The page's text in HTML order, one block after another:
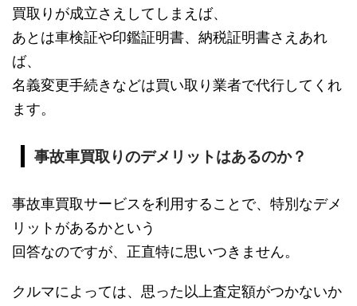
買取りが成立さえしてしまえば、
あとは車検証や印鑑証明書、納税証明書さえあれ
ば、
名義変更手続きなどは買い取り業者で代行してくれ
ます。
事故車買取りのデメリットはあるのか？
事故車買取サービスを利用することで、特別なデメ
リットがあるかという
回答なのですが、正直特に思いつきません。
クルマによっては、思った以上査定額がつかないか